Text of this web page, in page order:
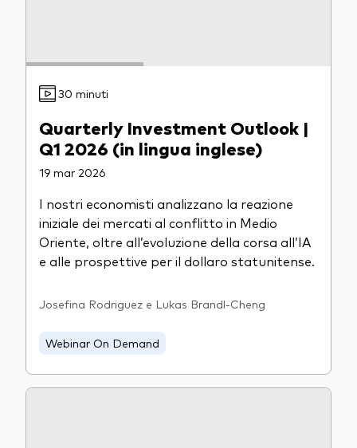
30 minuti
Quarterly Investment Outlook |
Q1 2026 (in lingua inglese)
19 mar 2026
I nostri economisti analizzano la reazione
iniziale dei mercati al conflitto in Medio
Oriente, oltre all’evoluzione della corsa all’IA
e alle prospettive per il dollaro statunitense.
Josefina Rodriguez e Lukas Brandl-Cheng
Webinar On Demand